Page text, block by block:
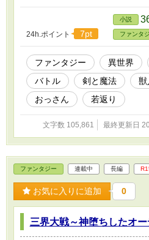
や、おっさんからすればとんでも
験も記憶もそのままなのである。
応えのないビオリスの様子に一目散
24h.ポイント
7pt
小説
ファンタ
ファンタジー 異世界
バトル
剣と魔法 獣
おっさん
若返り
文字数 105,861 最終更新日
ファンタジー 連載中 長編
お気に入りに追加 0
三界大戦～神堕ちしたオ